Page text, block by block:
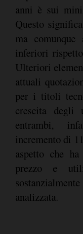
anni è sui
Questo
ma
inferiori
Ulteriori
attuali
per i titoli
crescita
entrambi,
incremento di
aspetto che
prezzo e
analizzata.